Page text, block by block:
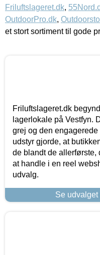
Friluftslageret.dk,
OutdoorPro.dk,
et stort sortiment til gode
Friluftslageret.dk
lagerlokale på Vestfyn.
grej og den
udstyr gjorde, at
de blandt de allerførste,
at handle i en reel
udvalg.
Se